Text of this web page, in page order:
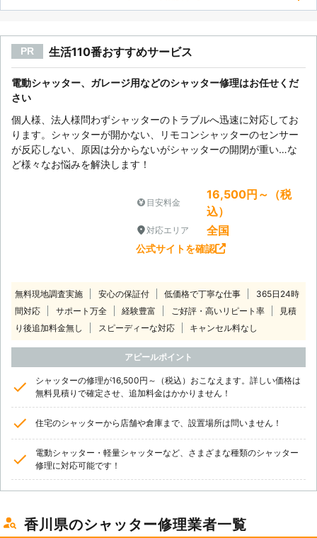
PR 生活110番おすすめサービス
電動シャッター、ガレージ用などのシャッター修理はお任せくだ
さい
個人様、法人様問わずシャッターのトラブルへ迅速に対応してお
ります。シャッターが開かない、リモコンシャッターのセンサー
が反応しない、原因は分からないがシャッターの開閉が重い…な
ど様々なお悩みを解決します！
目安料金
16,500円～（税
込）
対応エリア 全国
公式サイトを確認
無料現地調査実施 安心の保証付 低価格で丁寧な仕事
365日24時
間対応
サポート万全 経験豊富 ご好評・高いリピート率
見積
り後追加料金無し
スピーディーな対応 キャンセル料なし
アピールポイント
シャッターの修理が16,500円～（税込）おこなえます。詳しい価格は
無料見積りで確定させ、追加料金はかかりません！
住宅のシャッターから店舗や倉庫まで、設置場所は問いません！
電動シャッター・軽量シャッターなど、さまざまな種類のシャッター
修理に対応可能です！
香川県のシャッター修理業者一覧